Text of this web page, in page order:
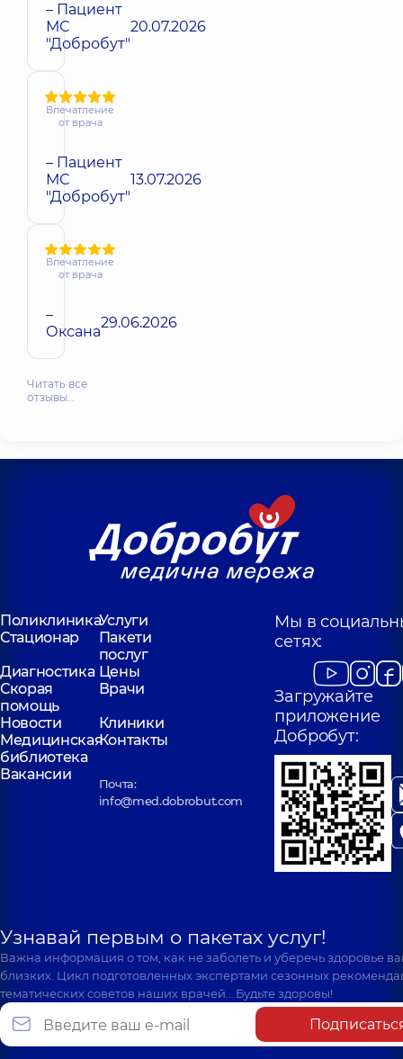
– Пациент
МС
"Добробут"
20.07.2026
Впечатление
от врача
– Пациент
МС
"Добробут"
13.07.2026
Впечатление
от врача
–
Оксана29.06.2026
Читать все
отзывы…
ПоликлиникаУслуги
Стационар
Пакети
послуг
Диагностика Цены
Скорая
помощь
Врачи
Новости
Клиники
Медицинская
библиотека
Контакты
Вакансии
Почта:
info@med.dobrobut.com
Мы в
сетях:
Загружайте
приложение
Добробут:
Узнавай первым о пакетах услуг!
Важна информация о том, как не заболеть и уберечь здоровье
близких. Цикл подготовленных экспертами сезонных
тематических советов наших врачей… Будьте здоровы!